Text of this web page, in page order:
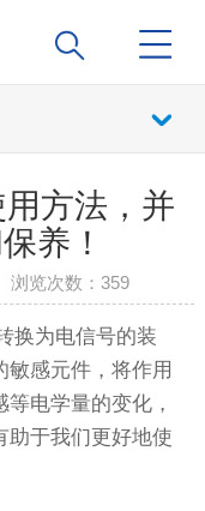
方法，并
养！
浏览次数：359
换为电信号的装
感元件，将作用
电学量的变化，
助于我们更好地使